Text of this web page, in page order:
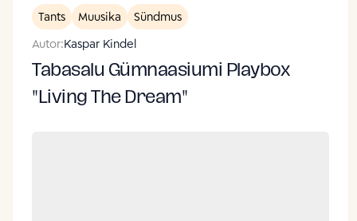
Tants Muusika
Sündmus
Autor:Kaspar Kindel
Tabasalu Gümnaasiumi Playbox
"Living The Dream"